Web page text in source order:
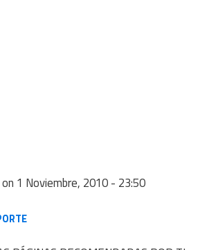
1 Noviembre, 2010 - 23:50